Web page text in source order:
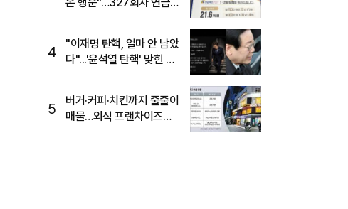
온 행운"…327회차 연금
4
"이재명 탄핵, 얼마 안 남았
다"...'윤석열 탄핵' 맞힌 무
5
버거·커피·치킨까지 줄줄이
매물…외식 프랜차이즈